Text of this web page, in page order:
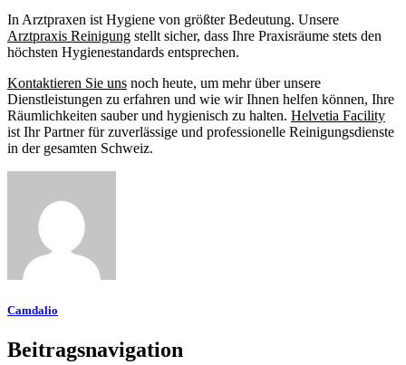
In Arztpraxen ist Hygiene von größter Bedeutung. Unsere
Arztpraxis Reinigung stellt sicher, dass Ihre Praxisräume stets den
höchsten Hygienestandards entsprechen.
Kontaktieren Sie uns noch heute, um mehr über unsere
Dienstleistungen zu erfahren und wie wir Ihnen helfen können, Ihre
Räumlichkeiten sauber und hygienisch zu halten. Helvetia Facility
ist Ihr Partner für zuverlässige und professionelle Reinigungsdienste
in der gesamten Schweiz.
Camdalio
Beitragsnavigation